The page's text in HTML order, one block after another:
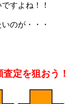
すよね！！
のが・・・
定を狙おう！